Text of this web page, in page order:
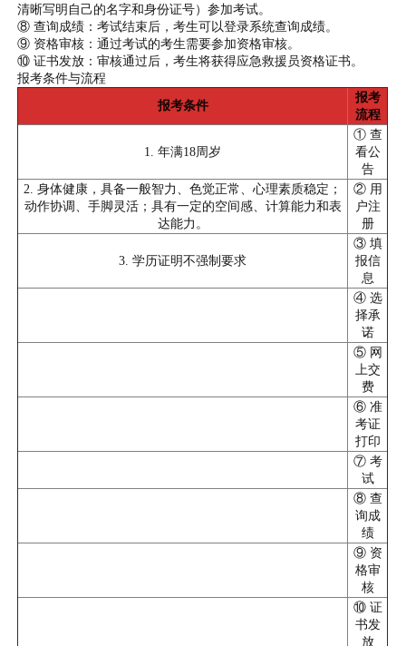
清晰写明自己的名字和身份证号）参加考试。
⑧ 查询成绩：考试结束后，考生可以登录系统查询成绩。
⑨ 资格审核：通过考试的考生需要参加资格审核。
⑩ 证书发放：审核通过后，考生将获得应急救援员资格证书。
报考条件与流程
报考条件
报考
流程
1. 年满18周岁
① 查
看公
告
2. 身体健康，具备一般智力、色觉正常、心理素质稳定；
动作协调、手脚灵活；具有一定的空间感、计算能力和表
达能力。
② 用
户注
册
3. 学历证明不强制要求
③ 填
报信
息
④ 选
择承
诺
⑤ 网
上交
费
⑥ 准
考证
打印
⑦ 考
试
⑧ 查
询成
绩
⑨ 资
格审
核
⑩ 证
书发
放